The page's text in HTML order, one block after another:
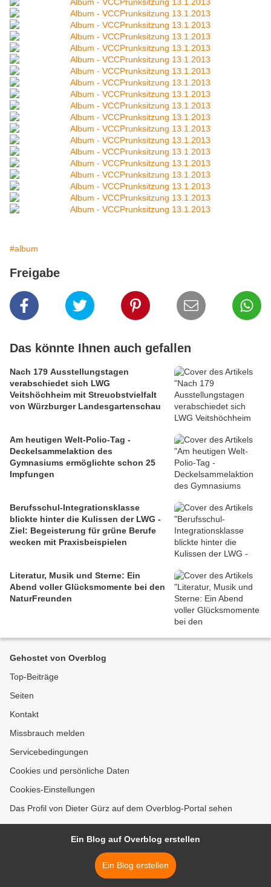
#album
Freigabe
Das könnte Ihnen auch gefallen
Nach 179 Ausstellungstagen
verabschiedet sich LWG
Veitshöchheim mit Streuobstvielfalt
von Würzburger Landesgartenschau
Am heutigen Welt-Polio-Tag -
Deckelsammelaktion des
Gymnasiums ermöglichte schon 25
Impfungen
Berufsschul-Integrationsklasse
blickte hinter die Kulissen der LWG -
Ziel: Begeisterung für grüne Berufe
wecken mit Praxisbeispielen
Literatur, Musik und Sterne: Ein
Abend voller Glücksmomente bei den
NaturFreunden
Gehostet von Overblog
Top-Beiträge
Seiten
Kontakt
Missbrauch melden
Servicebedingungen
Cookies und persönliche Daten
Cookies-Einstellungen
Das Profil von Dieter Gürz auf dem Overblog-Portal sehen
Ein Blog auf Overblog erstellen
Ein Blog erstellen